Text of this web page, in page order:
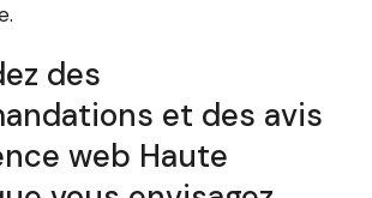
des
et des avis
web Haute